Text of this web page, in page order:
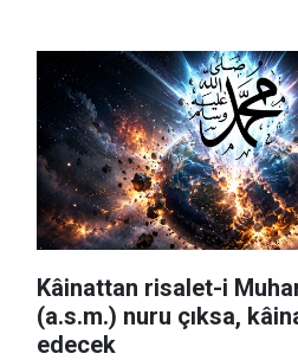
Kâinattan risalet-i
(a.s.m.) nuru çıksa,
edecek